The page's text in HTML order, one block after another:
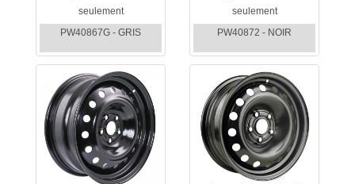
seulement
PW40867G - GRIS
seulement
PW40872 - NOIR